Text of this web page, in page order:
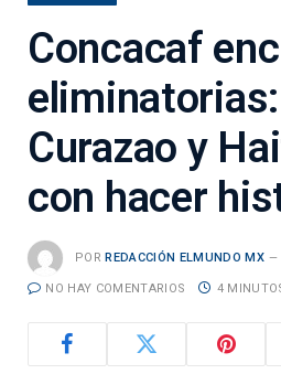
Concacaf
Curazao y
con hacer
POR REDACCIÓN ELMUNDO MX
NO HAY COMENTARIOS 4